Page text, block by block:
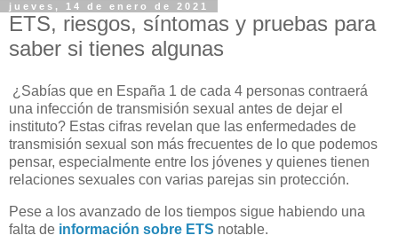
jueves, 14 de enero de 2021
ETS, riesgos, síntomas y pruebas para
saber si tienes algunas
¿Sabías que en España 1 de cada 4 personas contraerá
una infección de transmisión sexual antes de dejar el
instituto? Estas cifras revelan que las enfermedades de
transmisión sexual son más frecuentes de lo que podemos
pensar, especialmente entre los jóvenes y quienes tienen
relaciones sexuales con varias parejas sin protección.
Pese a los avanzado de los tiempos sigue habiendo una
falta de información sobre ETS notable.